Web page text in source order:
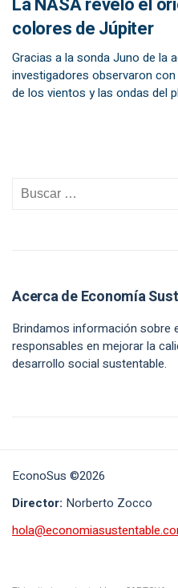
colores de Júpiter
Gracias a la sonda Juno de la
investigadores observaron
de los vientos y las ondas del
Acerca de Economía
Brindamos información sobre
responsables en mejorar la
desarrollo social sustentable.
EconoSus ©2026
Director: Norberto Zocco